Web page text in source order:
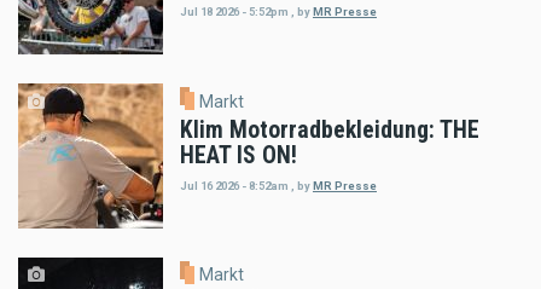
Jul 18 2026 - 5:52pm byMR Presse
Markt
Klim Motorradbekleidung: THE
HEAT IS ON!
Jul 16 2026 - 8:52am byMR Presse
Markt